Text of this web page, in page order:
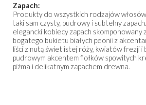
Zapach:
Produkty do wszystkich rodzajów
taki sam czysty, pudrowy i subtelny
elegancki kobiecy zapach skomponowany
bogatego bukietu białych peonii z
liści z nutą świetlistej róży, kwiatów frezji i
pudrowym akcentem fiołków spowitych
piżma i delikatnym zapachem drewna.